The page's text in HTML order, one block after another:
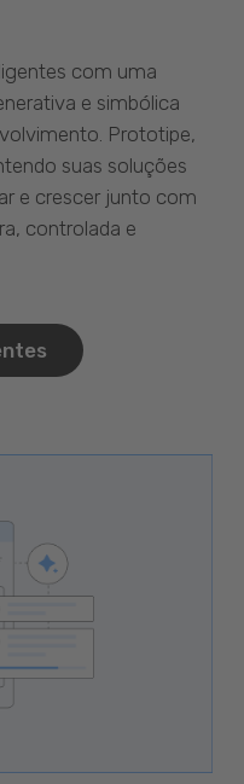
com uma
e simbólica
Prototipe,
suas soluções
e crescer junto com
controlada e